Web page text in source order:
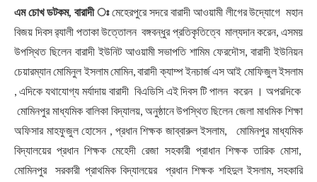
এম চোখ ডটকম, বারাদী ঃমেহেরপুরে সদরে বারাদী আওয়ামী লীগের উদ্যোগে মহান
বিজয় দিবস র্যালী পতাকা উত্তোলন বঙ্গবন্ধুর প্রতিকৃতিত্বে মাল্যদান করেন, এসময়
উপস্থিত ছিলেন বারাদী ইউনিট আওয়ামী সভাপতি শামিম ফেরদৌস, বারাদী ইউনিয়ন
চেয়ারম্যান মোমিনুল ইসলাম মোমিন, বারাদী ক্যাম্প ইনচার্জ এস আই মোফিজুল ইসলাম
, এদিকে যথাযোগ্য মর্যাদায় বারাদী বিএডিসি এই দিবস টি পালন করেন । অপরদিকে
মোমিনপুর মাধ্যমিক বালিকা বিদ্যালয়, অনুষ্ঠানে উপস্থিত ছিলেন জেলা মাধমিক শিক্ষা
অফিসার মাহফুজুল হোসেন , প্রধান শিক্ষক জাব্বারুল ইসলাম, মোমিনপুর মাধ্যমিক
বিদ্যালয়ের প্রধান শিক্ষক মেহেদী রেজা সহকারী প্রাধান শিক্ষক তারিক মোসা,
মোমিনপুর সরকারী প্রাথমিক বিদ্যালয়ের প্রধান শিক্ষক শহিদুল ইসলাম, সহকারি